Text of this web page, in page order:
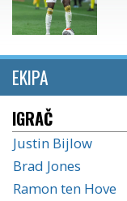
EKIPA
IGRAČ
Justin Bijlow
Brad Jones
Ramon ten Hove